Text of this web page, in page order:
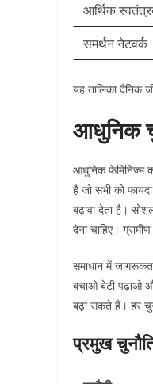
आर्थिक
समर्थन नेटवर्क
यह तालिका दैनिक
आधुनिक
आधुनिक फेमिनिज्म
है जो सभी को
बढ़ावा देता है।
देना चाहिए।
समाधान में
बचाओ बेटी पढ़ाओ
बढ़ा सकते हैं। हर
प्रमुख